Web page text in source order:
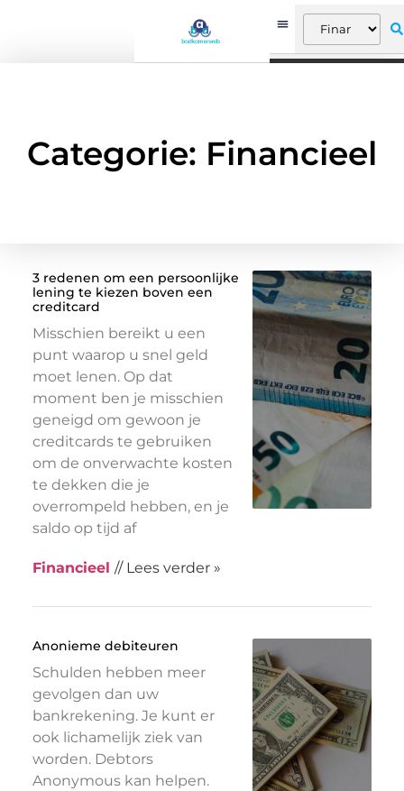
Categorie: Financieel
3 redenen om een persoonlijke
lening te kiezen boven een
creditcard
Misschien bereikt u een
punt waarop u snel geld
moet lenen. Op dat
moment ben je misschien
geneigd om gewoon je
creditcards te gebruiken
om de onverwachte kosten
te dekken die je
overrompeld hebben, en je
saldo op tijd af
Financieel // Lees verder »
Anonieme debiteuren
Schulden hebben meer
gevolgen dan uw
bankrekening. Je kunt er
ook lichamelijk ziek van
worden. Debtors
Anonymous kan helpen.